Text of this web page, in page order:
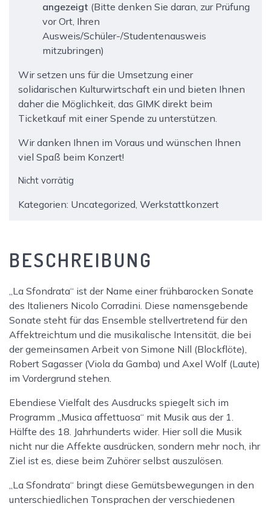
angezeigt (Bitte denken Sie daran, zur Prüfung
vor Ort, Ihren
Ausweis/Schüler-/Studentenausweis
mitzubringen)
Wir setzen uns für die Umsetzung einer
solidarischen Kulturwirtschaft ein und bieten Ihnen
daher die Möglichkeit, das GIMK direkt beim
Ticketkauf mit einer Spende zu unterstützen.
Wir danken Ihnen im Voraus und wünschen Ihnen
viel Spaß beim Konzert!
Nicht vorrätig
Kategorien: Uncategorized, Werkstattkonzert
BESCHREIBUNG
„La Sfondrata“ ist der Name einer frühbarocken Sonate
des Italieners Nicolo Corradini. Diese namensgebende
Sonate steht für das Ensemble stellvertretend für den
Affektreichtum und die musikalische Intensität, die bei
der gemeinsamen Arbeit von Simone Nill (Blockflöte),
Robert Sagasser (Viola da Gamba) und Axel Wolf (Laute)
im Vordergrund stehen.
Ebendiese Vielfalt des Ausdrucks spiegelt sich im
Programm „Musica affettuosa“ mit Musik aus der 1.
Hälfte des 18. Jahrhunderts wider. Hier soll die Musik
nicht nur die Affekte ausdrücken, sondern mehr noch, ihr
Ziel ist es, diese beim Zuhörer selbst auszulösen.
„La Sfondrata“ bringt diese Gemütsbewegungen in den
unterschiedlichen Tonsprachen der verschiedenen